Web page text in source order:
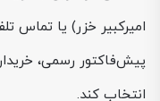
امیرکبیر خزر) یا تماس
پیش‌فاکتور رسمی،
انتخاب کند.